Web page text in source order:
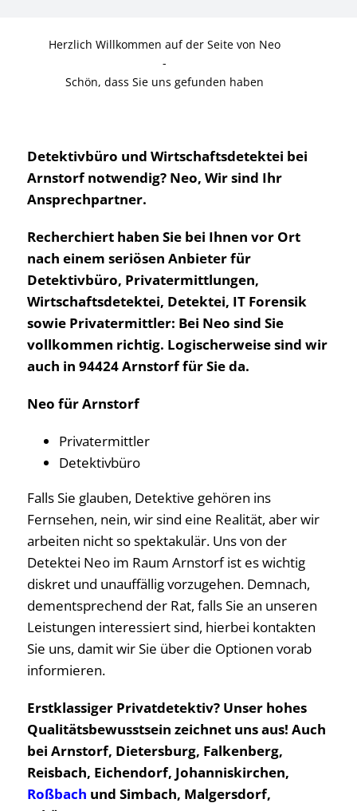
Herzlich Willkommen auf der Seite von Neo
-
Schön, dass Sie uns gefunden haben
Detektivbüro und Wirtschaftsdetektei bei
Arnstorf notwendig? Neo, Wir sind Ihr
Ansprechpartner.
Recherchiert haben Sie bei Ihnen vor Ort
nach einem seriösen Anbieter für
Detektivbüro, Privatermittlungen,
Wirtschaftsdetektei, Detektei, IT Forensik
sowie Privatermittler: Bei Neo sind Sie
vollkommen richtig. Logischerweise sind wir
auch in 94424 Arnstorf für Sie da.
Neo für Arnstorf
Privatermittler
Detektivbüro
Falls Sie glauben, Detektive gehören ins
Fernsehen, nein, wir sind eine Realität, aber wir
arbeiten nicht so spektakulär. Uns von der
Detektei Neo im Raum Arnstorf ist es wichtig
diskret und unauffällig vorzugehen. Demnach,
dementsprechend der Rat, falls Sie an unseren
Leistungen interessiert sind, hierbei kontakten
Sie uns, damit wir Sie über die Optionen vorab
informieren.
Erstklassiger Privatdetektiv? Unser hohes
Qualitätsbewusstsein zeichnet uns aus! Auch
bei Arnstorf, Dietersburg, Falkenberg,
Reisbach, Eichendorf, Johanniskirchen,
Roßbach und Simbach, Malgersdorf,